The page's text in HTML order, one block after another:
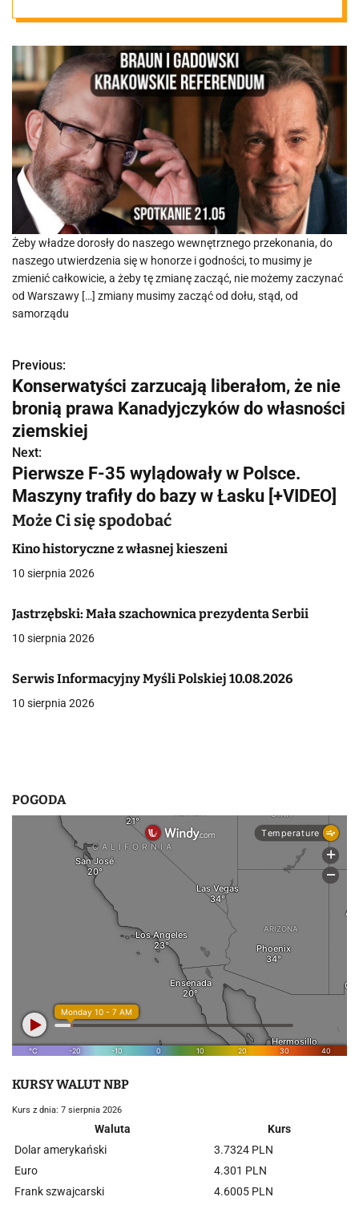
zmian w Polsce
Żeby władze dorosły do naszego wewnętrznego przekonania, do
naszego utwierdzenia się w honorze i godności, to musimy je
zmienić całkowicie, a żeby tę zmianę zacząć, nie możemy zaczynać
od Warszawy […] zmiany musimy zacząć od dołu, stąd, od
samorządu
N
a
w
i
g
a
c
j
a
w
p
i
Previous:
Konserwatyści zarzucają liberałom, że nie
bronią prawa Kanadyjczyków do własności
ziemskiej
Next:
Pierwsze F-35 wylądowały w Polsce.
Maszyny trafiły do bazy w Łasku [+VIDEO]
Może Ci się spodobać
Kino historyczne z własnej kieszeni
10 sierpnia 2026
Jastrzębski: Mała szachownica prezydenta Serbii
10 sierpnia 2026
Serwis Informacyjny Myśli Polskiej 10.08.2026
10 sierpnia 2026
POGODA
KURSY WALUT NBP
Kurs z dnia: 7 sierpnia 2026
Waluta
Kurs
Dolar amerykański
3.7324 PLN
Euro
4.301 PLN
Frank szwajcarski
4.6005 PLN